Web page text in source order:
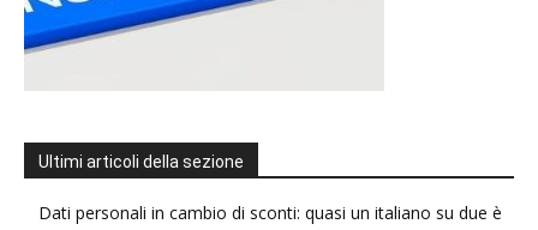
Ultimi articoli della sezione
Dati personali in cambio di sconti: quasi un italiano su due è